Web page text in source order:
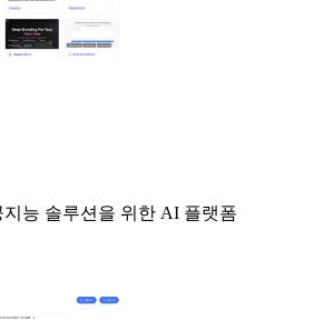
지능 솔루션을 위한 AI 플랫폼